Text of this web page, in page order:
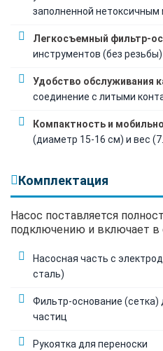
заполненной нетоксичным
Легкосъемный фильтр-
инструментов (без
Удобство обслуживания
соединение с литыми
Компактность и
(диаметр 15-16 см) и вес
Комплектация
Насос поставляется
подключению и включает в
Насосная часть с
сталь)
Фильтр-основание (сетка)
частиц
Рукоятка для переноски